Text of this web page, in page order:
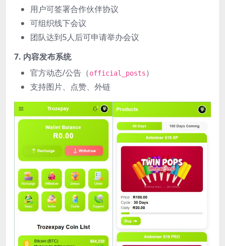
用户可签署合作伙伴协议
可组织线下会议
团队达到5人后可申请举办会议
7. 内容发布系统
官方动态/公告（official_posts）
支持图片、点赞、外链